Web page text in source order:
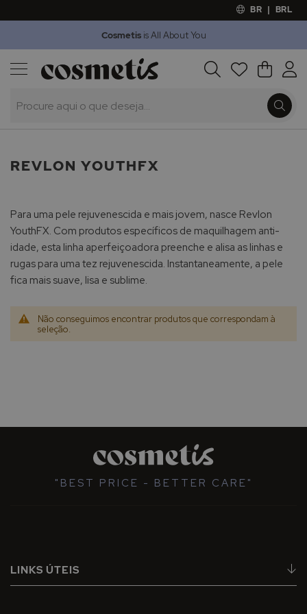
BR | BRL
Cosmetisis All About You
Procura O Meu
Outlet
REVLON YOUTHFX
Para uma pele rejuvenescida e mais jovem, nasce Revlon
YouthFX. Com produtos específicos de maquilhagem anti-
idade, esta linha aperfeiçoadora preenche e alisa as linhas e
rugas para uma tez rejuvenescida. Instantaneamente, a pele
fica mais suave, lisa e sublime.
Não conseguimos encontrar produtos que correspondam à
seleção.
"BEST PRICE - BETTER CARE"
LINKS ÚTEIS